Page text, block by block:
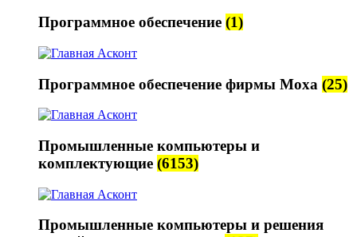
Программное обеспечение (1)
Программное обеспечение фирмы Moxa (25)
Промышленные компьютеры и
комплектующие (6153)
Промышленные компьютеры и решения